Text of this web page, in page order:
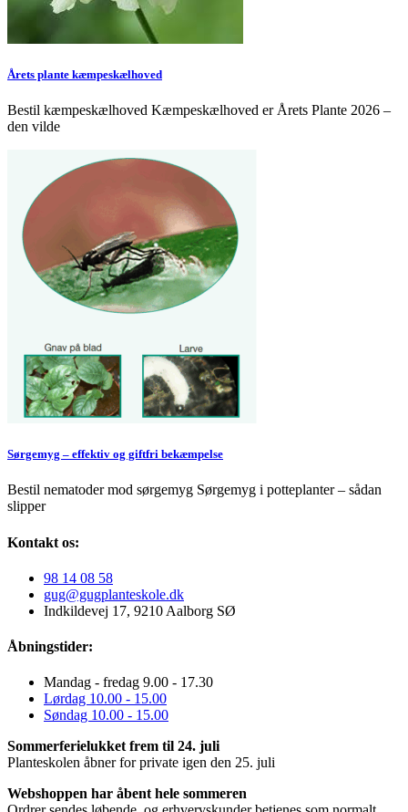
Årets plante kæmpeskælhoved
Bestil kæmpeskælhoved Kæmpeskælhoved er Årets Plante 2026 –
den vilde
Sørgemyg – effektiv og giftfri bekæmpelse
Bestil nematoder mod sørgemyg Sørgemyg i potteplanter – sådan
slipper
Kontakt os:
98 14 08 58
gug@gugplanteskole.dk
Indkildevej 17, 9210 Aalborg SØ
Åbningstider:
Mandag - fredag 9.00 - 17.30
Lørdag 10.00 - 15.00
Søndag 10.00 - 15.00
Sommerferielukket frem til 24. juli
Planteskolen åbner for private igen den 25. juli
Webshoppen har åbent hele sommeren